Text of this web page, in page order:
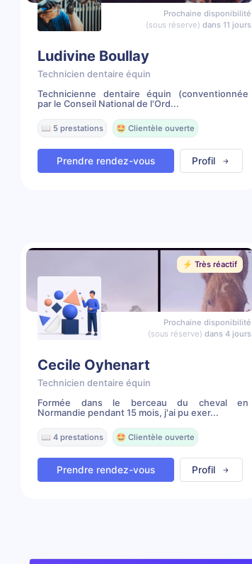
Prochaine disponibilité
(sous réserve) dans 11 jours
Ludivine Boullay
Technicien dentaire équin
Technicienne dentaire équin (conventionnée
par le Conseil National de l'Ord...
📖 5 prestations 🤩 Clientèle ouverte
Prendre rendez-vous Profil
⚡️ Très réactif
Prochaine disponibilité
(sous réserve) dans 4 jours
Cecile Oyhenart
Technicien dentaire équin
Formée dans le berceau du cheval en
Normandie pendant 15 mois, j'ai pu exer...
📖 4 prestations 🤩 Clientèle ouverte
Prendre rendez-vous Profil